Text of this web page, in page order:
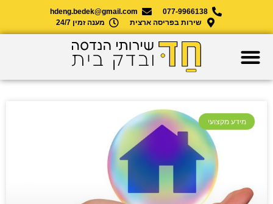
077-9966138
hdeng.bedek@gmail.com
שירות בפריסה ארצית
מענה זמין 24/7
מידע מקצועי